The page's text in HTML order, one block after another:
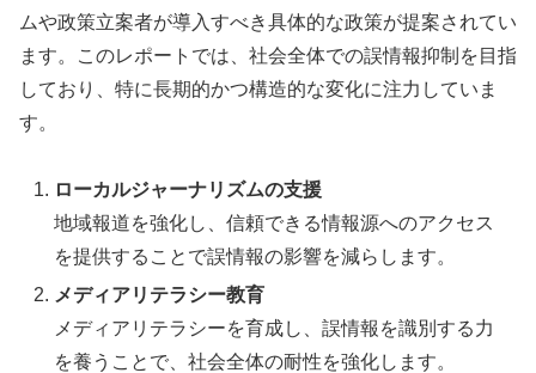
ムや政策立案者が導入すべき具体的な政策が提案されてい
ます。このレポートでは、社会全体での誤情報抑制を目指
しており、特に長期的かつ構造的な変化に注力していま
す。
ローカルジャーナリズムの支援
地域報道を強化し、信頼できる情報源へのアクセス
を提供することで誤情報の影響を減らします。
メディアリテラシー教育
メディアリテラシーを育成し、誤情報を識別する力
を養うことで、社会全体の耐性を強化します。